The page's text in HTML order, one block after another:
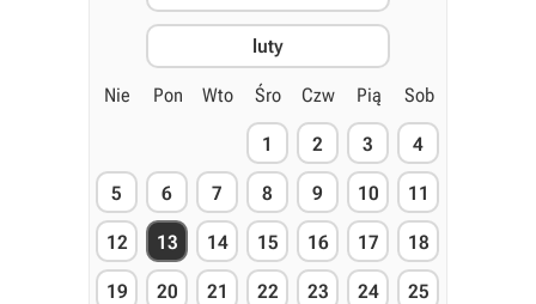
luty
Nie Pon Wto Śro Czw Pią Sob
1 2 3 4
5 6 7 8 9 10 11
12 13 14 15 16 17 18
19 20 21 22 23 24 25